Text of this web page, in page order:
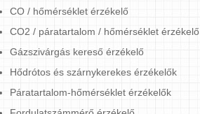
CO / hőmérséklet érzékelő
CO2 / páratartalom / hőmérséklet érzékelő
Gázszivárgás kereső érzékelő
Hődrótos és szárnykerekes érzékelők
Páratartalom-hőmérséklet érzékelők